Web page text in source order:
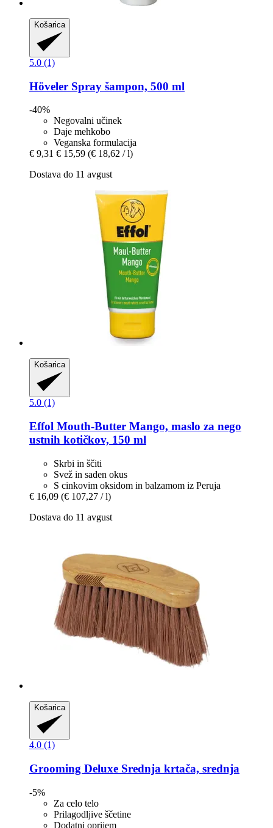
Košarica
5.0 (1)
Höveler Spray šampon, 500 ml
-40%
Negovalni učinek
Daje mehkobo
Veganska formulacija
€ 9,31 € 15,59 (€ 18,62 / l)
Dostava do 11 avgust
Košarica
5.0 (1)
Effol Mouth-​Butter Mango, maslo za nego
ustnih kotičkov, 150 ml
Skrbi in ščiti
Svež in saden okus
S cinkovim oksidom in balzamom iz Peruja
€ 16,09 (€ 107,27 / l)
Dostava do 11 avgust
Košarica
4.0 (1)
Grooming Deluxe Srednja krtača, srednja
-5%
Za celo telo
Prilagodljive ščetine
Dodatni oprijem